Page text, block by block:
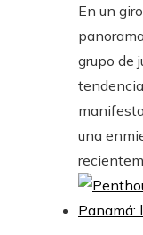
En un
grupo de
una